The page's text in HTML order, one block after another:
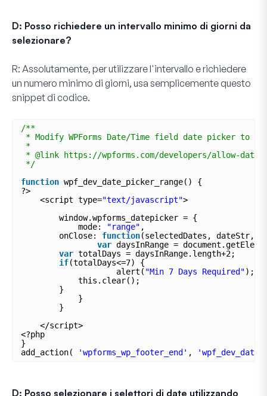
D: Posso richiedere un intervallo minimo di giorni da
selezionare?
R: Assolutamente, per utilizzare l'intervallo e richiedere
un numero minimo di giorni, usa semplicemente questo
snippet di codice.
/**
* Modify WPForms Date/Time field date picker to
*
* @link https://wpforms.com/developers/allow-
*/
function wpf_dev_date_picker_range() {
?>
<script type="text/javascript">
window.wpforms_datepicker = {
mode:
"range" ,
onClose: function(selectedDates, dateStr,
var daysInRange =
var totalDays = daysInRange.length+2;
if(totalDays<=7) {
alert( "Min 7 Days Required");
this.clear();
}
}
}
</script>
<?php
}
add_action(
'wpforms_wp_footer_end' ,
D: Posso selezionare i selettori di date utilizzando